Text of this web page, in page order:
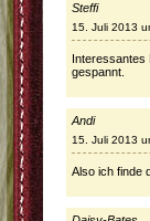
Steffi
15. Juli 2013
gespannt.
Andi
15. Juli 2013
Also ich finde